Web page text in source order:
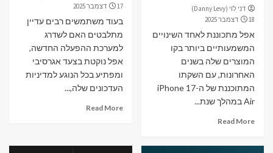
דני לוי (Danny Levy)
18 דצמבר 2025
אפל מתכוננת לאחד השינויים
המשמעותיים ביותר בקו
המוצרים שלה בשנים
האחרונות, עם השקתו
המתוכננת של ה-iPhone 17
Air במהלך שנת...
Read More
17 דצמבר 2025
בעוד משתמשים רבים עדיין
מתלבטים האם לשדרג
למערכת ההפעלה החדשה,
אפל נוקטת בצעד אגרסיבי
ומפתיע בכל הנוגע למדיניות
העדכונים שלה,...
Read More